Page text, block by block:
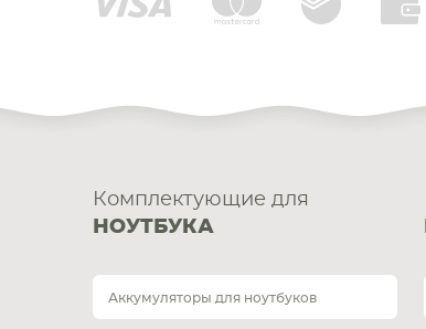
Комплектующие для
НОУТБУКА
Аккумуляторы для ноутбуков